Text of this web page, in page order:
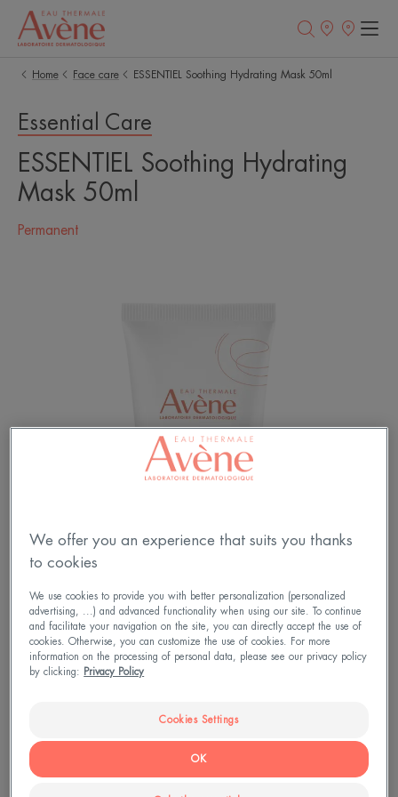
Newsletter
Points
Home
Face care ESSENTIEL Soothing Hydrating Mask 50ml
Essential Care
ESSENTIEL Soothing Hydrating
Mask 50ml
Permanent
La recharge intense des peaux sensibles fatiguées
Le teint est reposé et éclatant.
We offer you an experience that suits you thanks
to cookies
We use cookies to provide you with better personalization (personalized
advertising, ...) and advanced functionality when using our site. To continue
and facilitate your navigation on the site, you can directly accept the use of
cookies. Otherwise, you can customize the use of cookies. For more
information on the processing of personal data, please see our privacy policy
by clicking:
Privacy Policy
Cookies Settings
OK